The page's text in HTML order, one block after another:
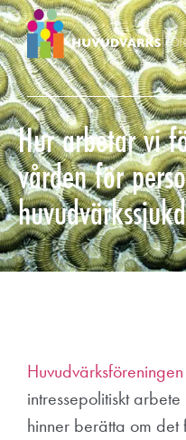
Hur arbetar vi
vården för
intressepolitiskt
hinner berätta om